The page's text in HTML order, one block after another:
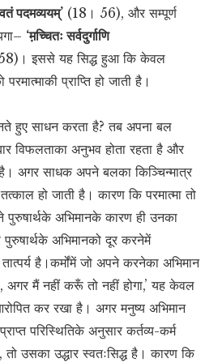
पदमव्ययम्’ (18। 56), और सम्पूर्ण
‘म़च्चितः सर्वदुर्गाणि
इससे यह सिद्ध हुआ कि केवल
प्राप्ति हो जाती है।
हुए साधन करता है? तब अपना बल
विफलताका अनुभव होता रहता है और
है। अगर साधक अपने बलका किञ्चिन्मात्र
हो जाती है। कारण कि परमात्मा तो
पुरुषार्थके अभिमानके कारण ही उनका
अभिमानको दूर करनेमें
है।कर्मोंमें जो अपने करनेका अभिमान
अगर मैं नहीं करूँ तो नहीं होगा,’ यह केवल
कर रखा है। अगर मनुष्य अभिमान
परिस्थितिके अनुसार कर्तव्य-कर्म
तो उसका उद्धार स्वतःसिद्ध है। कारण कि